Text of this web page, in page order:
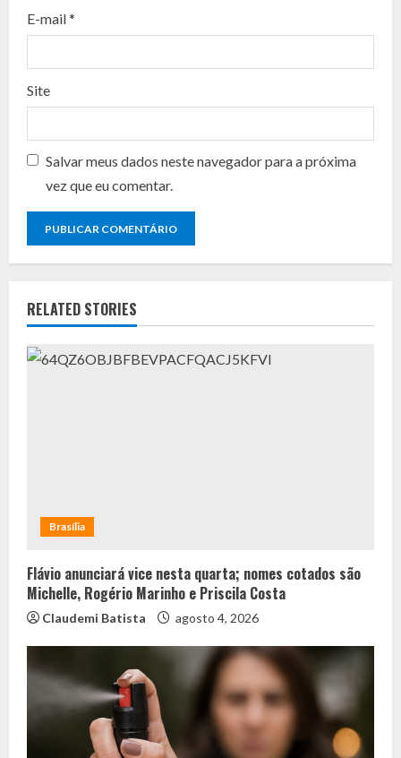
n
g
E-mail*
Site
Salvar meus dados neste navegador para a próxima
vez que eu comentar.
RELATED STORIES
Brasília
Flávio anunciará vice nesta quarta; nomes cotados são
Michelle, Rogério Marinho e Priscila Costa
Claudemi Batista agosto 4, 2026